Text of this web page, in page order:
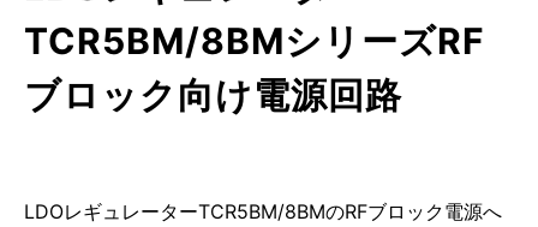
TCR5BM/8BMシリーズRF
ブロック向け電源回路
LDOレギュレーターTCR5BM/8BMのRFブロック電源へ